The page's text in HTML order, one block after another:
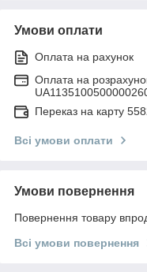
Умови оплати
Оплата на рахунок
Оплата на
Переказ на карту
Всі умови оплати
Умови повернення
Повернення товару
Всі умови повернення